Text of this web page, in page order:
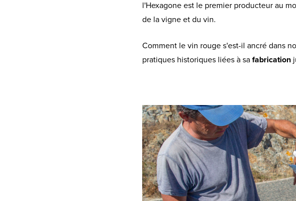
l'Hexagone est le premier producteur au
de la vigne et du vin.
Comment le vin rouge s'est-il ancré dans
pratiques historiques liées à sa fabrication